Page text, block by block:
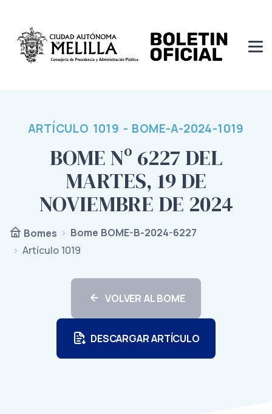
ARTÍCULO 1019 - BOME-A-2024-1019
BOME Nº 6227 DEL
MARTES, 19 DE
NOVIEMBRE DE 2024
Bomes
Bome BOME-B-2024-6227
Artículo 1019
VOLVER AL BOME
DESCARGAR ARTÍCULO